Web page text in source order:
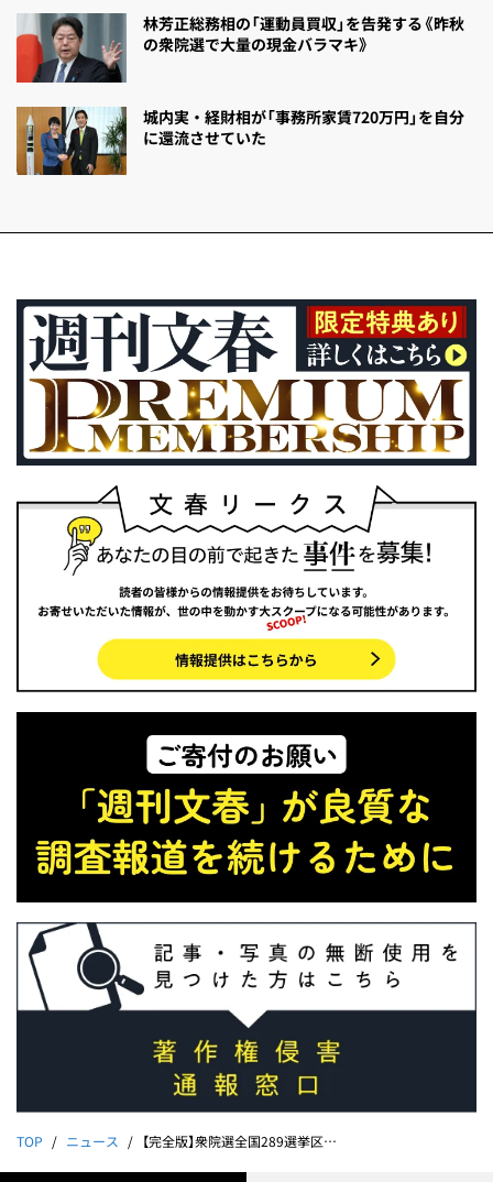
林芳正総務相の「運動員買収」を告発する《昨秋
の衆院選で大量の現金バラマキ》
城内実・経財相が「事務所家賃720万円」を自分
に還流させていた
TOP ニュース 【完全版】衆院選全国289選挙区・当落予測リスト《早期解散ならサナエ効果で自民圧勝！参政議席6倍、国民民主大ブレーキ、立憲は埋没》